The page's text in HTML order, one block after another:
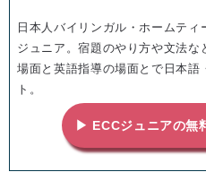
日本人バイリンガル・ホームテ
ジュニア。宿題のやり方や文法
場面と英語指導の場面とで日本語
ト。
▶ ECCジュニアの無